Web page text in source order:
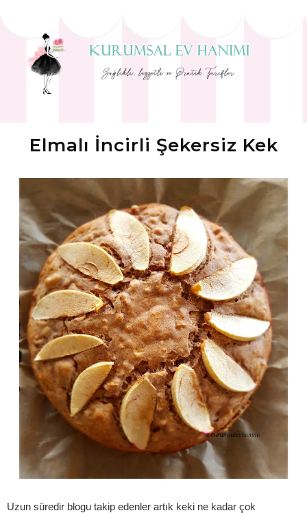
Elmalı İncirli Şekersiz Kek
Uzun süredir blogu takip edenler artık keki ne kadar çok